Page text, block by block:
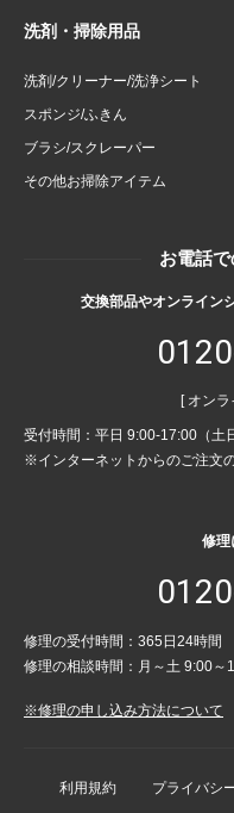
洗剤・掃除用品
洗剤/クリーナー/洗浄シート
スポンジ/ふきん
ブラシ/スクレーパー
その他お掃除アイテム
お電話
交換部品やオンライン
[ オン
受付時間：平日 9:00-17:00（土
※インターネットからのご注文
修理
修理の受付時間：365日24時間
修理の相談時間：月～土 9:00
※修理の申し込み方法について
利用規約 プライバシ